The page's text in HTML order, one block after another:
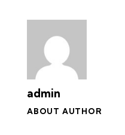
admin
ABOUT AUTHOR